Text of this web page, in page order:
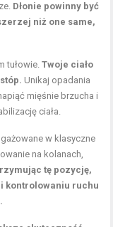
Dłonie powinny być
niż one same,
tułowie.Twoje ciało
Unikaj opadania
mięśnie brzucha i
ciała.
w klasyczne
na kolanach,
tę pozycję,
kontrolowaniu ruchu